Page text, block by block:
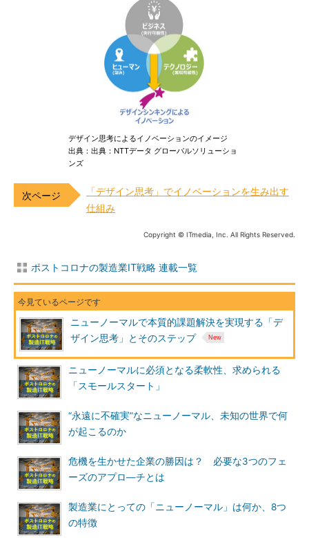
デザイン思考によるイノベーションのイメージ
出典：出典：NTTデータ グローバルソリューショ
ンズ
「デザイン思考」でイノベーションを生み出す
仕組み
Copyright © ITmedia, Inc. All Rights Reserved.
ポストコロナの製造業IT戦略 連載一覧
ニューノーマルで本質的課題解決を実現する「デ
ザイン思考」とそのステップ
ニューノーマルに必須となる柔軟性、求められる
「スモールスタート」
“永遠に不確実”なニューノーマル、未知の世界で何
が起こるのか
危機を生かせた企業の勝因は？ 必要な3つのフェ
ーズのアプロ―チとは
製造業にとっての「ニューノーマル」は何か、8つ
の特徴